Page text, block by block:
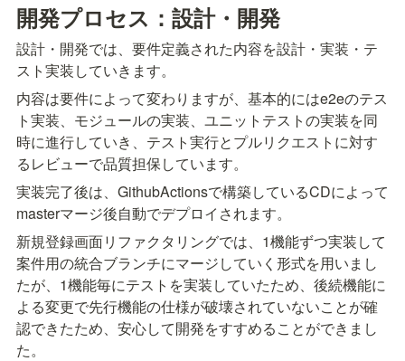
開発プロセス：設計・開発
設計・開発では、要件定義された内容を設計・実装・テ
スト実装していきます。
内容は要件によって変わりますが、基本的にはe2eのテス
ト実装、モジュールの実装、ユニットテストの実装を同
時に進行していき、テスト実行とプルリクエストに対す
るレビューで品質担保しています。
実装完了後は、GithubActionsで構築しているCDによって
masterマージ後自動でデプロイされます。
新規登録画面リファクタリングでは、1機能ずつ実装して
案件用の統合ブランチにマージしていく形式を用いまし
たが、1機能毎にテストを実装していたため、後続機能に
よる変更で先行機能の仕様が破壊されていないことが確
認できたため、安心して開発をすすめることができまし
た。